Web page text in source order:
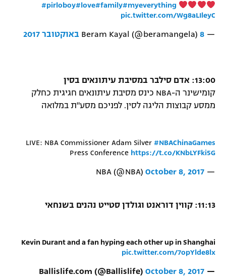
#pirloboy#love#family#myeverything
pic.twitter.com/Wg8aLIleyC
— Beram Kayal (@beramangela) 8 באוקטובר 2017
13:00: אדם סילבר במסיבת עיתונאים בסין
קומישינר ה-NBA כינס מסיבת עיתונאים חגיגית כחלק
ממסע קבוצות הליגה לסין. לפניכם מסע"ת במלואה
LIVE: NBA Commissioner Adam Silver #NBAChinaGames
Press Conference https://t.co/KNbLYFki5G
— NBA (@NBA)
October 8, 2017
11:13: קווין דוראנט וגולדן סטייט נהנים בשנחאי
Kevin Durant and a fan hyping each other up in Shanghai
pic.twitter.com/7opYlde8lx
— Ballislife.com (@Ballislife)
October 8, 2017